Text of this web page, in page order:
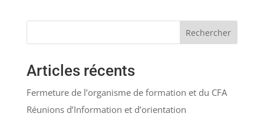
Rechercher
Articles récents
Fermeture de l’organisme de formation et du CFA
Réunions d’Information et d’orientation